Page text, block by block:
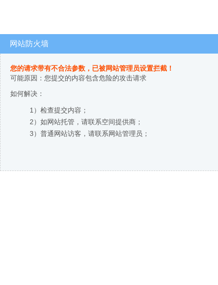
网站防火墙
您的请求带有不合法参数，已被网站管理员设置拦截！
可能原因：您提交的内容包含危险的攻击请求
如何解决：
1）检查提交内容；
2）如网站托管，请联系空间提供商；
3）普通网站访客，请联系网站管理员；